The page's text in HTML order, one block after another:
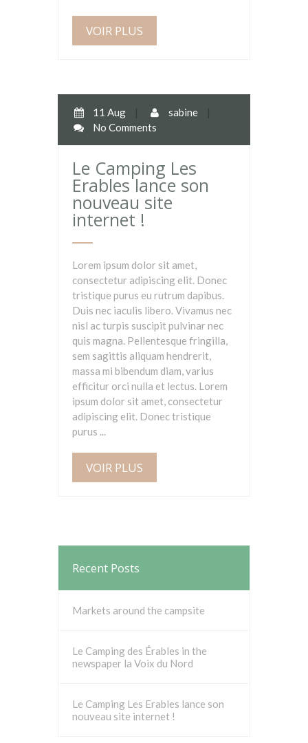
VOIR PLUS
11 Aug sabine
No Comments
Le Camping Les
Erables lance son
nouveau site
internet !
Lorem ipsum dolor sit amet,
consectetur adipiscing elit. Donec
tristique purus eu rutrum dapibus.
Duis nec iaculis libero. Vivamus nec
nisl ac turpis suscipit pulvinar nec
quis magna. Pellentesque fringilla,
sem sagittis aliquam hendrerit,
massa mi bibendum diam, varius
efficitur orci nulla et lectus. Lorem
ipsum dolor sit amet, consectetur
adipiscing elit. Donec tristique
purus ...
VOIR PLUS
Recent Posts
Markets around the campsite
Le Camping des Érables in the
newspaper la Voix du Nord
Le Camping Les Erables lance son
nouveau site internet !